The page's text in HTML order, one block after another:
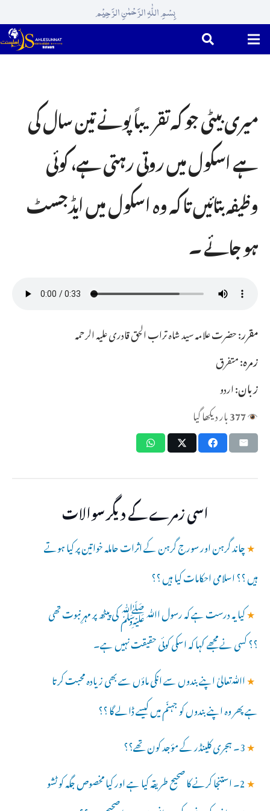
بِسْمِ اللّٰہِ الرَّحْمٰنِ الرَّحِیْم
میری بیٹی جو کہ تقریباً پونے تین سال کی
ہے اسکول میں روتی رہتی ہے، کوئی
وظیفہ بتائیں تا کہ وہ اسکول میں ایڈجسٹ
ہو جائے ۔
مقرر:حضرت علامہ سید شاہ تراب الحق قادری علیہ الرحمہ
زمرہ:متفرق
زبان:اردو
377بار دیکھا گیا
اسی زمرے کے دیگر سوالات
★چاند گرہن اور سورج گرہن کے اثرات حاملہ خواتین پر کیا ہوتے
ہیں ؟؟ اسلامی احکامات کیا ہیں ؟؟
★کیا یہ درست ہے کہ رسول اﷲ ﷺ کی پیٹھ پر مہرِ نبوت تھی
؟؟ کسی نے مجھے کہا کہ اسکی کوئی حقیقت نہیں ہے۔
★اﷲتعالیٰ اپنے بندوں سے انکی ماؤں سے بھی زیادہ محبت کرتا
ہے پھر وہ اپنے بندوں کو جہنّم میں کیسے ڈالے گا ؟؟
★3۔ ہجری کلینڈر کے مؤجد کون تھے؟؟
★ 2۔ استنجا کرنے کا صحیح طریقہ کیا ہے اور کیا مخصوص جگہ کو ٹشو